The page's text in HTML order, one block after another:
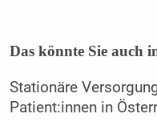
Das könnte Sie auch
Stationäre
Patient:innen in